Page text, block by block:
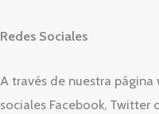
Redes Sociales
A través de nuestra página
sociales Facebook, Twitter